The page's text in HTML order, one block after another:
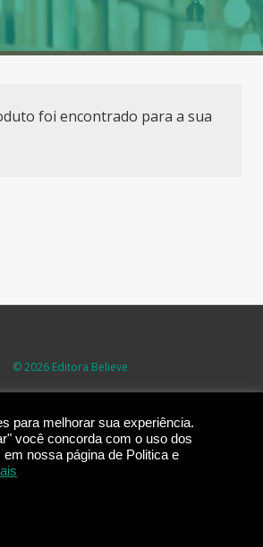
foi encontrado para a sua
© 2026 Editora Believe
porTenha Clien tes
e privacidade
para melhorar sua experiência.
você concorda com o uso dos
nossa página de Politica e